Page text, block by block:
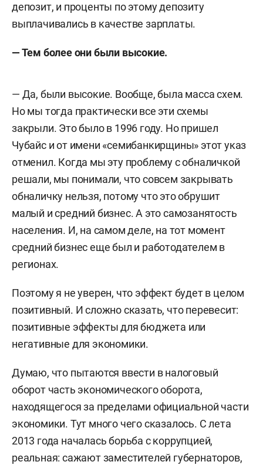
депозит, и проценты по этому депозиту
выплачивались в качестве зарплаты.
— Тем более они были высокие.
— Да, были высокие. Вообще, была масса схем.
Но мы тогда практически все эти схемы
закрыли. Это было в 1996 году. Но пришел
Чубайс и от имени «семибанкирщины» этот указ
отменил. Когда мы эту проблему с обналичкой
решали, мы понимали, что совсем закрывать
обналичку нельзя, потому что это обрушит
малый и средний бизнес. А это самозанятость
населения. И, на самом деле, на тот момент
средний бизнес еще был и работодателем в
регионах.
Поэтому я не уверен, что эффект будет в целом
позитивный. И сложно сказать, что перевесит:
позитивные эффекты для бюджета или
негативные для экономики.
Думаю, что пытаются ввести в налоговый
оборот часть экономического оборота,
находящегося за пределами официальной части
экономики. Тут много чего сказалось. С лета
2013 года началась борьба с коррупцией,
реальная: сажают заместителей губернаторов,